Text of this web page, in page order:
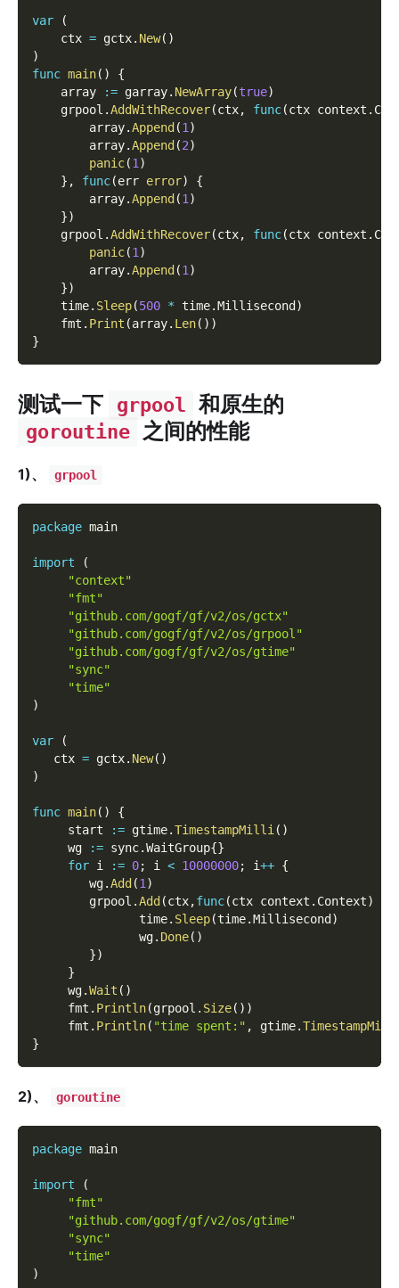
var
(
    ctx
= gctx. New( )
)
func main( )
{
    array
:= garray. NewArray(true)
    grpool
.AddWithRecover(ctx, func(ctx context .
        array
.Append(1 )
        array
.Append(2)
panic(1 )
} , func(err error)
{
        array
.Append(1 )
})
    grpool
.AddWithRecover(ctx, func(ctx context .
panic(1 )
        array
.Append(1 )
})
    time
. Sleep(500 * time.Millisecond)
    fmt
. Print (array. Len( ) )
}
测试一下 grpool 和原生的
goroutine 之间的性能
1)、 grpool
package main
import
(
"context"
"fmt"
"github.com/gogf/gf/v2/os/gctx"
"github.com/gogf/gf/v2/os/grpool"
"github.com/gogf/gf/v2/os/gtime"
"sync"
"time"
)
var
(
   ctx
= gctx. New( )
)
func main( )
{
     start
:= gtime.TimestampMilli ( )
     wg
:= sync.WaitGroup{}
for i := 0; i < 10000000; i++ {
        wg
.Add (1 )
        grpool
.Add (ctx,func(ctx context . Context)
               time
. Sleep(time.Millisecond )
               wg
. Done( )
})
}
     wg
.Wait ( )
     fmt
. Println(grpool . Size( ) )
     fmt
. Println( "time spent:" , gtime.
}
2)、 goroutine
package main
import
(
"fmt"
"github.com/gogf/gf/v2/os/gtime"
"sync"
"time"
)